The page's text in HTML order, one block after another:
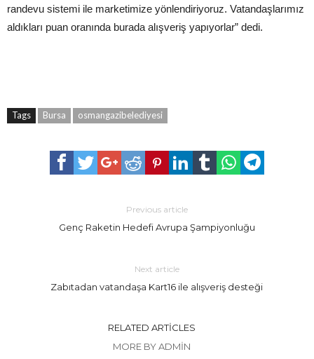
randevu sistemi ile marketimize yönlendiriyoruz. Vatandaşlarımız
aldıkları puan oranında burada alışveriş yapıyorlar” dedi.
Tags Bursa osmangazibelediyesi
Previous article
Genç Raketin Hedefi Avrupa Şampiyonluğu
Next article
Zabıtadan vatandaşa Kart16 ile alışveriş desteği
RELATED ARTICLES
MORE BY ADMIN